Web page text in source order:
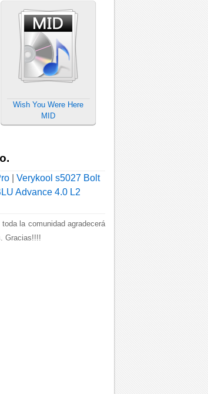
Wish You Were Here
MID
| Verykool s5027 Bolt
Advance 4.0 L2
toda la comunidad agradecerá
Gracias!!!!